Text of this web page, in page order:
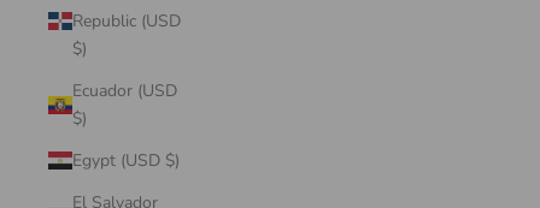
Republic (USD
$)
Ecuador (USD
$)
Egypt (USD $)
El Salvador